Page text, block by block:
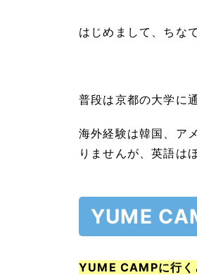
はじめまして、ちなで
普段は京都の大学に
海外経験は韓国、ア
りませんが、英語は
YUME
YUME CAMPに行く